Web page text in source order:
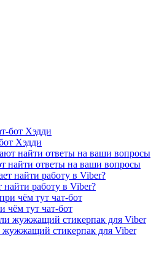
Хэдди
найти ответы на ваши вопросы
найти работу в Viber?
чём тут чат-бот
жужжащий стикерпак для Viber